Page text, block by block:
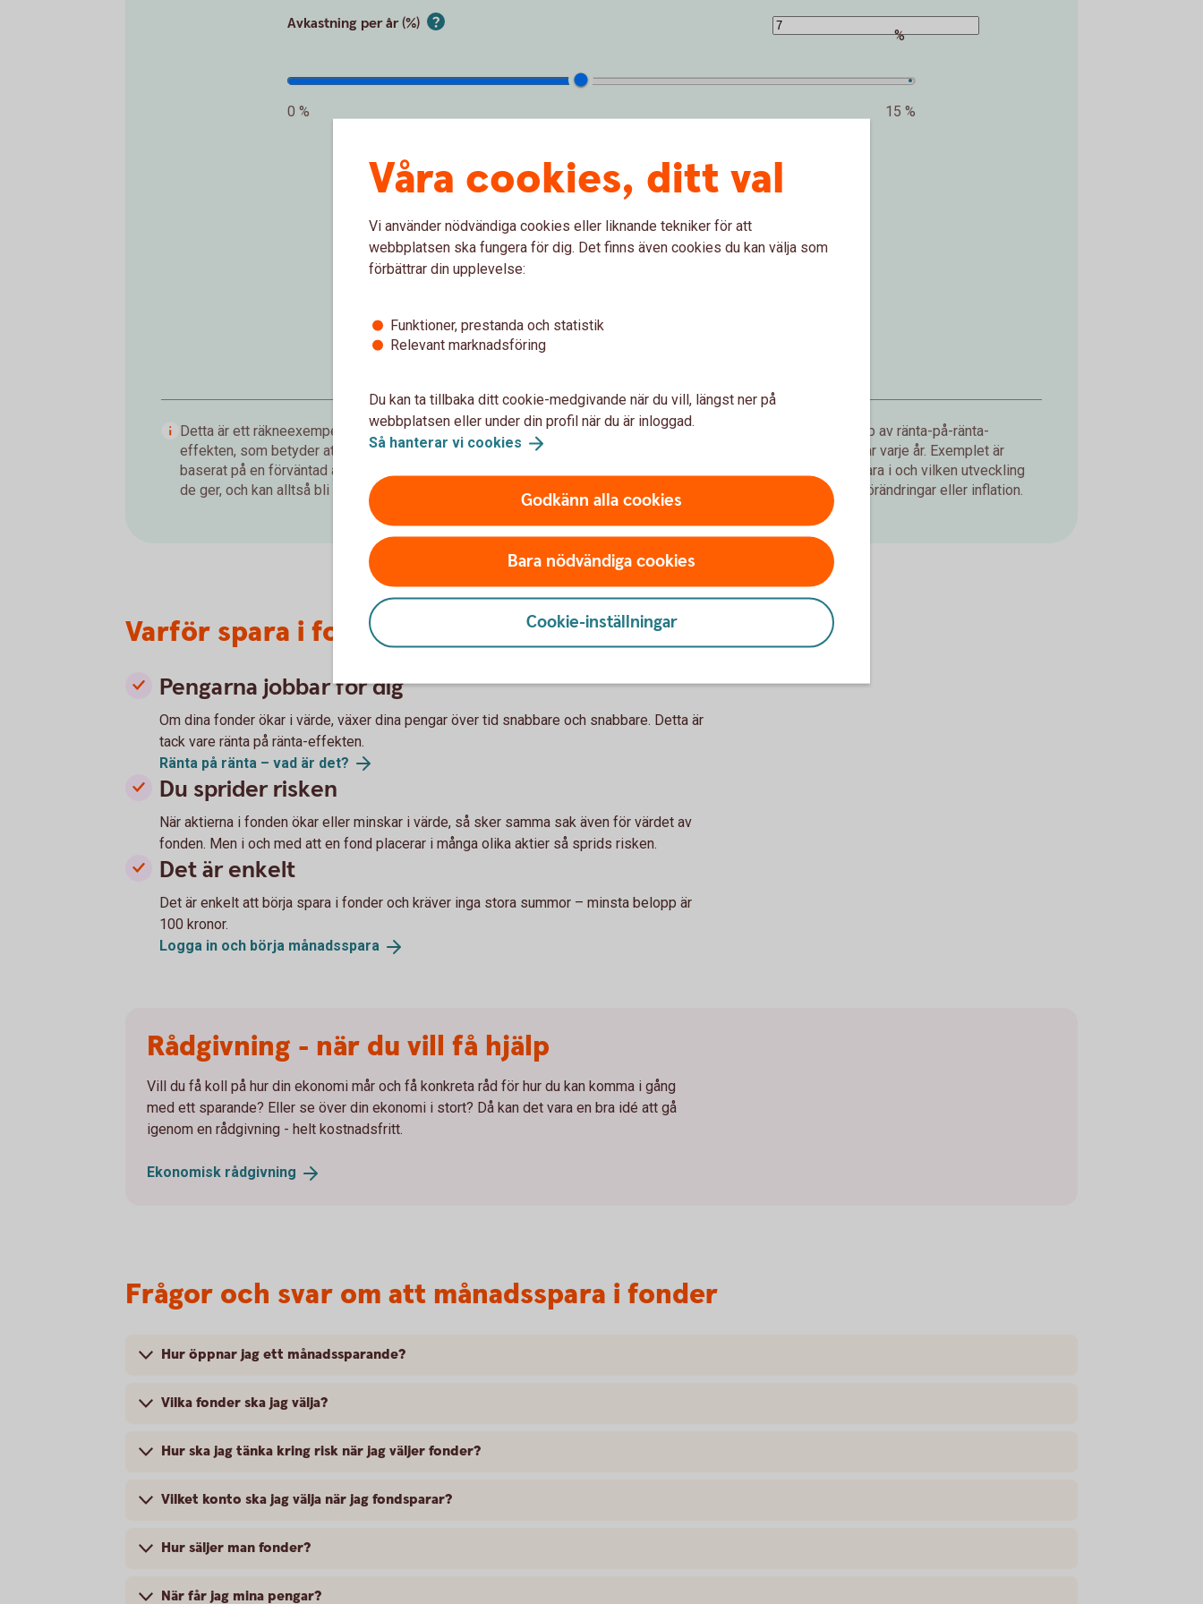
Avkastning per år (%)
0 % 15 %
%
Förväntat sparbelopp om 10 år
172 019 kr
Insättningar från dig är 120 000 kr.Förväntad avkastning är +52 019 kr.
Inte kund än?
Detta är ett räkneexempel som visar hur ditt månadssparande i fonder skulle kunna utvecklas över tid med hjälp av ränta-på-ränta-
effekten, som betyder att du tjänar pengar både på de pengar du själv satt in och dessutom på avkastning du får varje år. Exemplet är
baserat på en förväntad årsavkastning. Den faktiska avkastningen beror på vilken typ av fonder du väljer att spara i och vilken utveckling
de ger, och kan alltså bli både högre och lägre än i exemplet. Vi har inte tagit hänsyn till skatter, avgifter, valutaförändringar eller inflation.
Varför spara i fonder?
Pengarna jobbar för dig
Om dina fonder ökar i värde, växer dina pengar över tid snabbare och snabbare. Detta är
tack vare ränta på ränta-effekten.
Ränta på ränta – vad är det?
Du sprider risken
När aktierna i fonden ökar eller minskar i värde, så sker samma sak även för värdet av
fonden. Men i och med att en fond placerar i många olika aktier så sprids risken.
Det är enkelt
Det är enkelt att börja spara i fonder och kräver inga stora summor – minsta belopp är
100 kronor.
Logga in och börja månadsspara
Rådgivning - när du vill få hjälp
Vill du få koll på hur din ekonomi mår och få konkreta råd för hur du kan komma i gång
med ett sparande? Eller se över din ekonomi i stort? Då kan det vara en bra idé att gå
igenom en rådgivning - helt kostnadsfritt.
Ekonomisk rådgivning
Frågor och svar om att månadsspara i fonder
Hur öppnar jag ett månadssparande?
Vilka fonder ska jag välja?
Hur ska jag tänka kring risk när jag väljer fonder?
Vilket konto ska jag välja när jag fondsparar?
Hur säljer man fonder?
När får jag mina pengar?
Våra cookies, ditt val
Vi använder nödvändiga cookies eller liknande tekniker för att
webbplatsen ska fungera för dig. Det finns även cookies du kan välja som
förbättrar din upplevelse:
Funktioner, prestanda och statistik
Relevant marknadsföring
Du kan ta tillbaka ditt cookie-medgivande när du vill, längst ner på
webbplatsen eller under din profil när du är inloggad.
Så hanterar vi cookies
Godkänn alla cookies
Bara nödvändiga cookies
Cookie-inställningar